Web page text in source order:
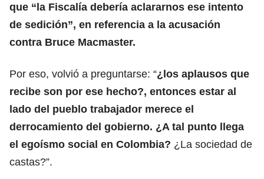
que “la Fiscalía debería aclararnos ese intento
de sedición”, en referencia a la acusación
contra Bruce Macmaster.
Por eso, volvió a preguntarse: “¿los aplausos que
recibe son por ese hecho?, entonces estar al
lado del pueblo trabajador merece el
derrocamiento del gobierno. ¿A tal punto llega
el egoísmo social en Colombia? ¿La sociedad de
castas?”.